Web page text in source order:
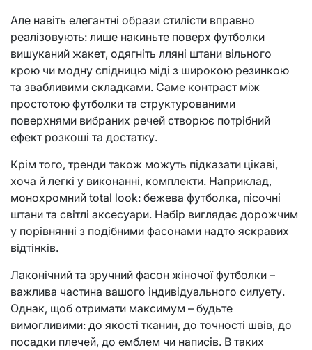
Але навіть елегантні образи стилісти вправно
реалізовують: лише накиньте поверх футболки
вишуканий жакет, одягніть лляні штани вільного
крою чи модну спідницю міді з широкою резинкою
та звабливими складками. Саме контраст між
простотою футболки та структурованими
поверхнями вибраних речей створює потрібний
ефект розкоші та достатку.
Крім того, тренди також можуть підказати цікаві,
хоча й легкі у виконанні, комплекти. Наприклад,
монохромний total look: бежева футболка, пісочні
штани та світлі аксесуари. Набір виглядає дорожчим
у порівнянні з подібними фасонами надто яскравих
відтінків.
Лаконічний та зручний фасон жіночої футболки –
важлива частина вашого індивідуального силуету.
Однак, щоб отримати максимум – будьте
вимогливими: до якості тканин, до точності швів, до
посадки плечей, до емблем чи написів. В таких